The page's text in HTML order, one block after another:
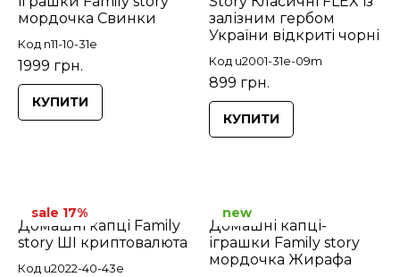
мордочка Свинки
Код n11-10-31e
1999 грн.
КУПИТИ
залізним гербом
України відкриті чорні
Код u2001-31e-09m
899 грн.
КУПИТИ
Домашні капці Family
story ШІ криптовалюта
Код u2022-40-43e
sale 17%
Домашні капці-
іграшки Family story
мордочка Жирафа
new